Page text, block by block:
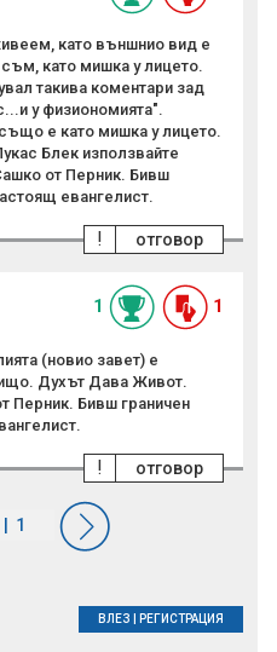
като външнио вид е
като мишка у лицето.
такива коментари зад
у физиономията".
е като мишка у лицето.
Блек използвайте
от Перник. Бивш
евангелист.
отговор
!
1 1
(новио завет) е
Духът Дава Живот.
Перник. Бивш граничен
отговор
!
ВЛЕЗ РЕГИСТРАЦИЯ